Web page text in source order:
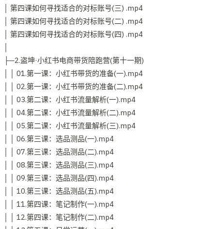
│ 第四课如何寻找适合的对标账号(三) .mp4
│ 第四课如何寻找适合的对标账号(二) .mp4
│ 第四课如何寻找适合的对标账号(四) .mp4
├─2.盗坤·小红书电商带货陪跑营(第十一期)
│ │ 01.第一课：小红书带货的准备(一).mp4
│ │ 02.第一课：小红书带货的准备(二).mp4
│ │ 03.第二课：小红书流量解析(一).mp4
│ │ 04.第二课：小红书流量解析(二).mp4
│ │ 05.第二课：小红书流量解析(三).mp4
│ │ 06.第三课：选品测品(一).mp4
│ │ 07.第三课：选品测品(二).mp4
│ │ 08.第三课：选品测品(三).mp4
│ │ 09.第三课：选品测品(四).mp4
│ │ 10.第三课：选品测品(五).mp4
│ │ 11.第四课：笔记制作(一).mp4
│ │ 12.第四课：笔记制作(二).mp4